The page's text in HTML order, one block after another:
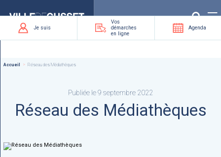
vous
Je suis
Vos
démarches
en ligne
Agenda
Accueil Réseau des Médiathèques
Publiée le 9 septembre 2022
Réseau des Médiathèques